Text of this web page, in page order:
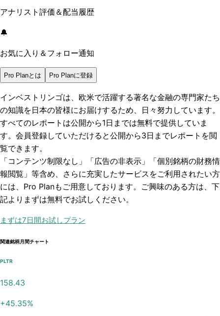
アナリスト評価＆配当履歴
🔔
お気に入り＆フォロー通知
Pro Planとは Pro Planに登録
インベストリンゴは、欧米で活躍する著名な金融の専門家たち
の知識を日本の皆様にお届けするため、日々努力しています。
すべてのレポートは公開から1日までは無料で提供していま
す。会員登録していただけると公開から3日までレポートを閲
覧できます。
「コンテンツ制限なし」「広告の非表示」「個別銘柄の財務情
報閲覧」 等含め、さらに充実したサービスをご利用されたい方
には、Pro Planもご用意しております。ご興味のある方は、下
記よりまずは無料でお試しください。
まずは7日間お試しプラン
関連銘柄月間チャート
PLTR
158.43
+45.35%